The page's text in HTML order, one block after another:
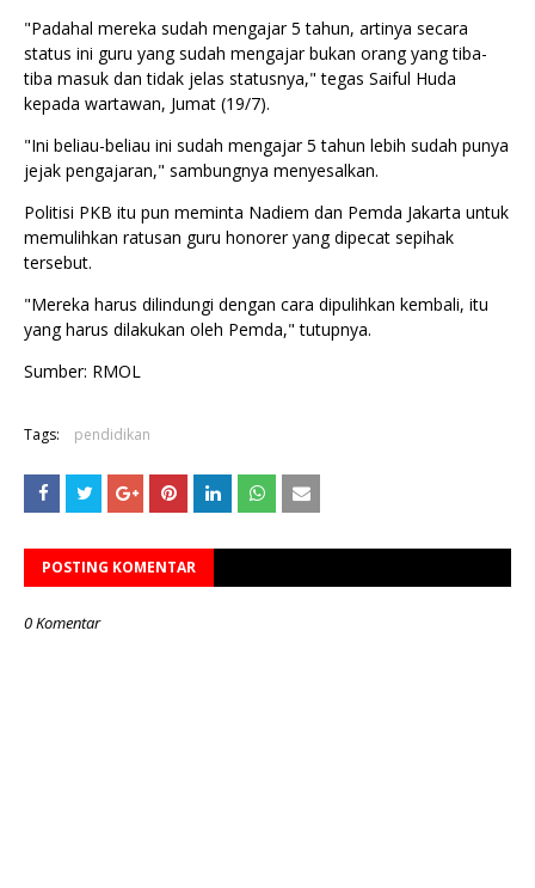
"Padahal mereka sudah mengajar 5 tahun, artinya secara
status ini guru yang sudah mengajar bukan orang yang tiba-
tiba masuk dan tidak jelas statusnya," tegas Saiful Huda
kepada wartawan, Jumat (19/7).
"Ini beliau-beliau ini sudah mengajar 5 tahun lebih sudah punya
jejak pengajaran," sambungnya menyesalkan.
Politisi PKB itu pun meminta Nadiem dan Pemda Jakarta untuk
memulihkan ratusan guru honorer yang dipecat sepihak
tersebut.
"Mereka harus dilindungi dengan cara dipulihkan kembali, itu
yang harus dilakukan oleh Pemda," tutupnya.
Sumber: RMOL
Tags: pendidikan
POSTING KOMENTAR
0 Komentar